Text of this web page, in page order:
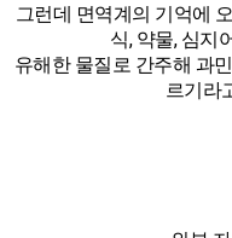
그런데 면역계의 기억에
식, 약물, 심지
유해한 물질로 간주해 과
르기라